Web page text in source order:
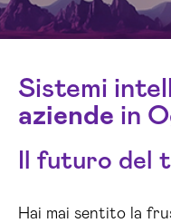
Sistemi
aziende in
Il futuro del
Hai mai sentito la